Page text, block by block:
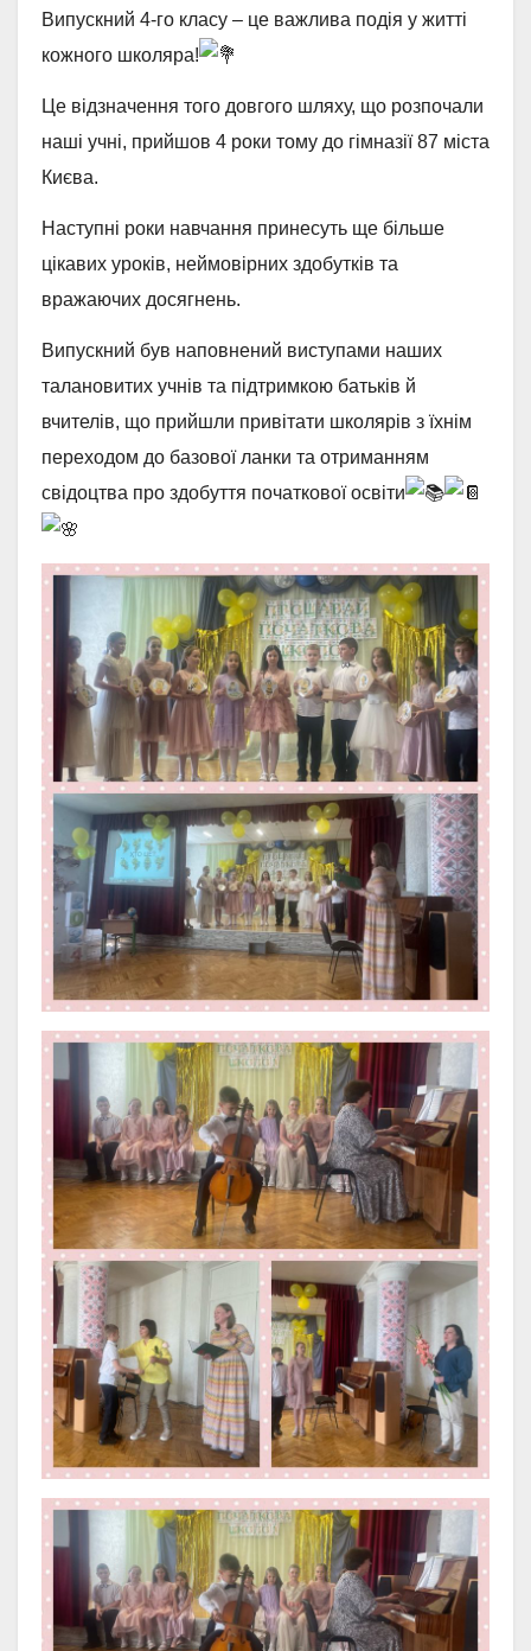
Випускний 4-го класу – це важлива подія у житті
кожного школяра!
Це відзначення того довгого шляху, що розпочали
наші учні, прийшов 4 роки тому до гімназії 87 міста
Києва.
Наступні роки навчання принесуть ще більше
цікавих уроків, неймовірних здобутків та
вражаючих досягнень.
Випускний був наповнений виступами наших
талановитих учнів та підтримкою батьків й
вчителів, що прийшли привітати школярів з їхнім
переходом до базової ланки та отриманням
свідоцтва про здобуття початкової освіти